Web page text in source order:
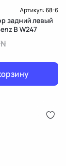
Артикул:68-6
задний левый
B W247